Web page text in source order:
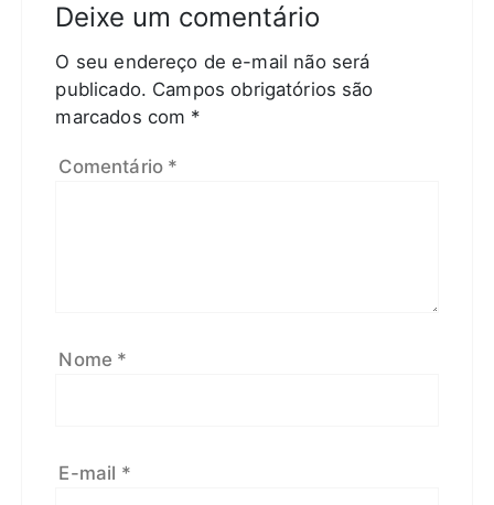
Deixe um comentário
O seu endereço de e-mail não será
publicado. Campos obrigatórios são
marcados com *
Comentário *
Nome *
E-mail *